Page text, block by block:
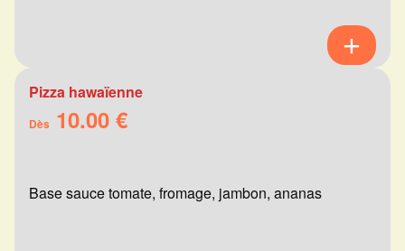
Pizza hawaïenne
Dès 10.00 €
Base sauce tomate, fromage, jambon, ananas